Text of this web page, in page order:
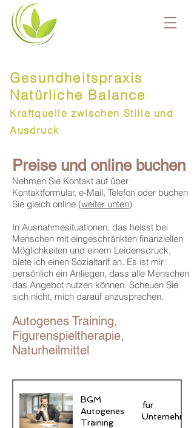
Gesundheitspraxis
Natürliche Balance
Kraftquelle zwischen Stille und
Ausdruck
Preise und online buchen
Nehmen Sie Kontakt auf über
Kontaktformular, e-Mail, Telefon oder buchen
Sie gleich online (weiter unten)
In Ausnahmesituationen, das heisst bei
Menschen mit eingeschränkten finanziellen
Möglichkeiten und einem Leidensdruck,
biete ich einen Sozialtarif an. Es ist mir
persönlich ein Anliegen, dass alle Menschen
das Angebot nutzen können. Scheuen Sie
sich nicht, mich darauf anzusprechen.
Autogenes Training,
Figurenspieltherapie,
Naturheilmittel
BGM
Autogenes
Training
für
Unternehmen